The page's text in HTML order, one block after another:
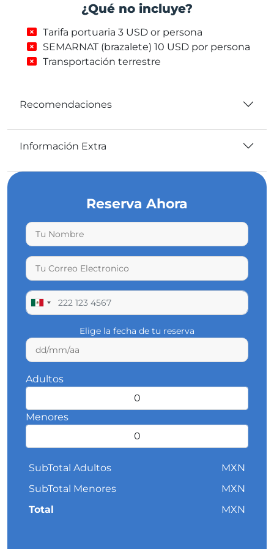
¿Qué no incluye?
Tarifa portuaria 3 USD or persona
SEMARNAT (brazalete) 10 USD por persona
Transportación terrestre
Recomendaciones
Información Extra
Reserva Ahora
Elige la fecha de tu reserva
Adultos
Menores
SubTotal Adultos
MXN
SubTotal Menores
MXN
Total
MXN